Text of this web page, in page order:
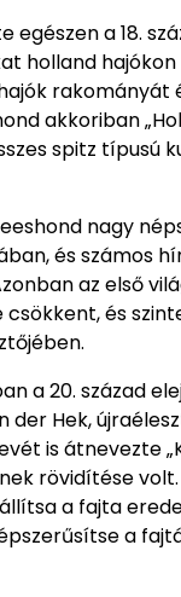
egészen a 18.
holland
rakományát
akkoriban
spitz típusú
nagy
és számos
az első
és
a 20. század
der Hek,
is átnevezte
rövidítése
a fajta
a